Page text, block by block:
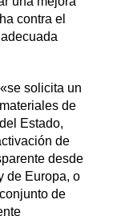
contra el
solicita un
de
Estado,
de
desde
de Europa, o
de